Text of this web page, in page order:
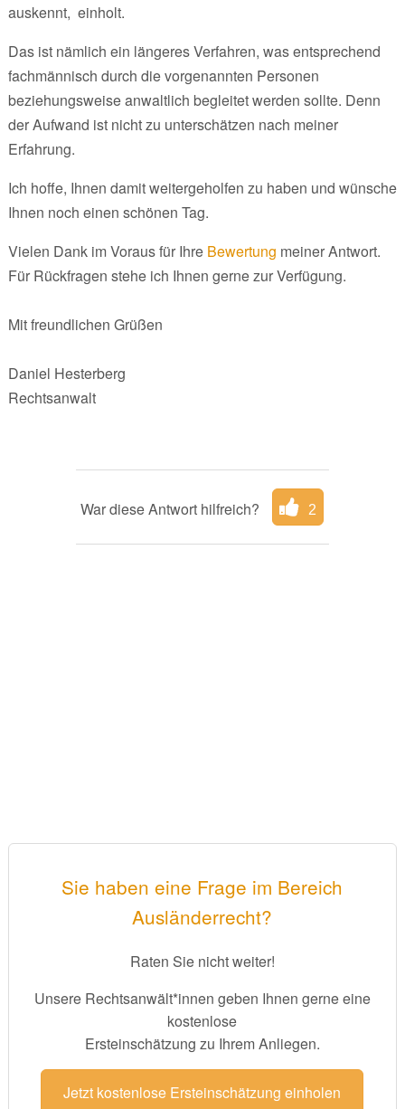
auskennt, einholt.
Das ist nämlich ein längeres Verfahren, was entsprechend
fachmännisch durch die vorgenannten Personen
beziehungsweise anwaltlich begleitet werden sollte. Denn
der Aufwand ist nicht zu unterschätzen nach meiner
Erfahrung.
Ich hoffe, Ihnen damit weitergeholfen zu haben und wünsche
Ihnen noch einen schönen Tag.
Vielen Dank im Voraus für Ihre Bewertung meiner Antwort.
Für Rückfragen stehe ich Ihnen gerne zur Verfügung.
Mit freundlichen Grüßen
Daniel Hesterberg
Rechtsanwalt
War diese Antwort hilfreich? 2
Sie haben eine Frage im Bereich
Ausländerrecht?
Raten Sie nicht weiter!
Unsere Rechtsanwält*innen geben Ihnen gerne eine
kostenlose
Ersteinschätzung zu Ihrem Anliegen.
Jetzt kostenlose Ersteinschätzung einholen